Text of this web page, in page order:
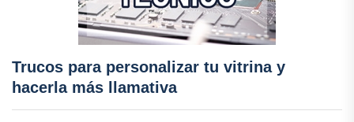
Trucos para personalizar tu vitrina y
hacerla más llamativa